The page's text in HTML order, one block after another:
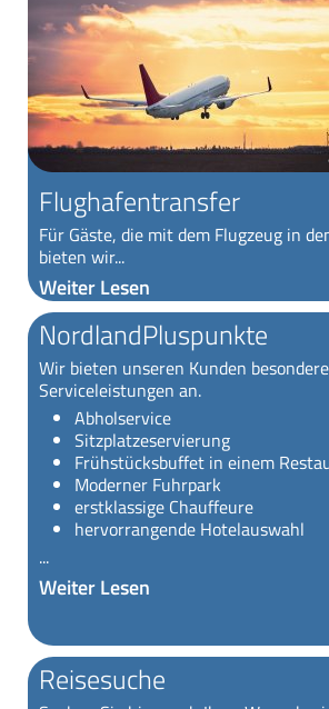
Flughafentransfer
Für Gäste, die mit dem Flugzeug in
bieten wir...
Weiter Lesen
NordlandPluspunkte
Wir bieten unseren Kunden besondere
Serviceleistungen an.
Abholservice
Sitzplatzeservierung
Frühstücksbuffet in einem
Moderner Fuhrpark
erstklassige Chauffeure
hervorrangende Hotelauswahl
...
Weiter Lesen
Reisesuche